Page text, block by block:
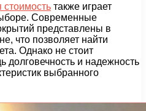
стоимость также играет
Современные
представлены в
что позволяет найти
Однако не стоит
долговечность и надежность
выбранного